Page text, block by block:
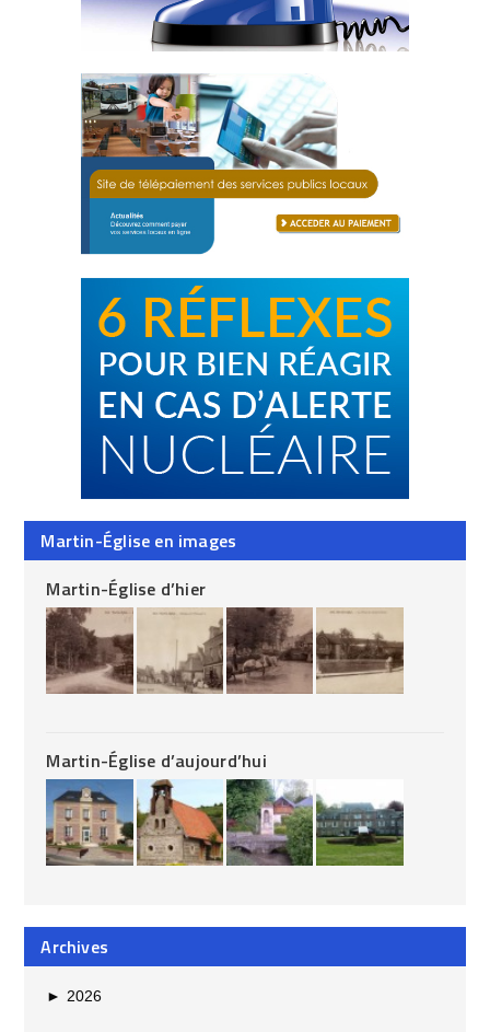
Martin-Église en images
Martin-Église d’hier
Martin-Église d’aujourd’hui
Archives
► 2026